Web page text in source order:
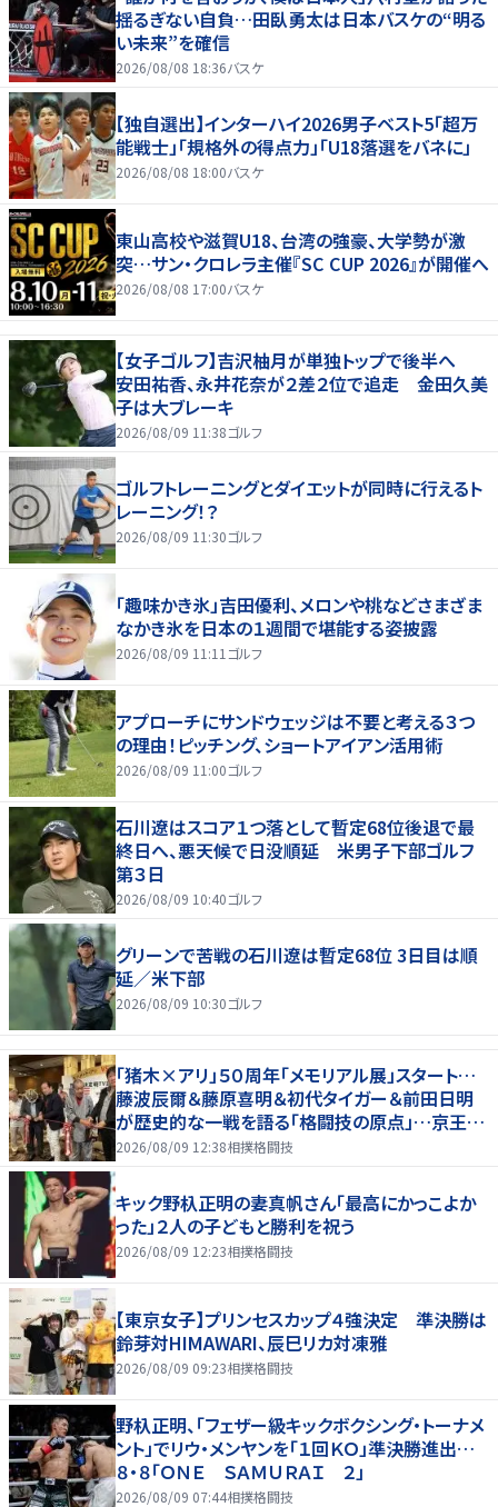
揺るぎない自負…田臥勇太は日本バスケの“明る
い未来”を確信
2026/08/08 18:36バスケ
【独自選出】インターハイ2026男子ベスト5「超万
能戦士」「規格外の得点力」「U18落選をバネに」
2026/08/08 18:00バスケ
東山高校や滋賀U18、台湾の強豪、大学勢が激
突…サン・クロレラ主催『SC CUP 2026』が開催へ
2026/08/08 17:00バスケ
【女子ゴルフ】吉沢柚月が単独トップで後半へ
安田祐香、永井花奈が２差２位で追走 金田久美
子は大ブレーキ
2026/08/09 11:38ゴルフ
ゴルフトレーニングとダイエットが同時に行えるト
レーニング！？
2026/08/09 11:30ゴルフ
「趣味かき氷」吉田優利、メロンや桃などさまざま
なかき氷を日本の１週間で堪能する姿披露
2026/08/09 11:11 ゴルフ
アプローチにサンドウェッジは不要と考える３つ
の理由！ピッチング、ショートアイアン活用術
2026/08/09 11:00ゴルフ
石川遼はスコア１つ落として暫定68位後退で最
終日へ、悪天候で日没順延 米男子下部ゴルフ
第３日
2026/08/09 10:40ゴルフ
グリーンで苦戦の石川遼は暫定68位 3日目は順
延／米下部
2026/08/09 10:30ゴルフ
「猪木×アリ」５０周年「メモリアル展」スタート…
藤波辰爾＆藤原喜明＆初代タイガー＆前田日明
が歴史的な一戦を語る「格闘技の原点」…京王プ
ラザホテルで３１日まで
2026/08/09 12:38相撲格闘技
キック野杁正明の妻真帆さん「最高にかっこよか
った」２人の子どもと勝利を祝う
2026/08/09 12:23相撲格闘技
【東京女子】プリンセスカップ４強決定 準決勝は
鈴芽対HIMAWARI、辰巳リカ対凍雅
2026/08/09 09:23相撲格闘技
野杁正明、「フェザー級キックボクシング・トーナメ
ント」でリウ・メンヤンを「１回ＫＯ」準決勝進出…
８・８「ＯＮＥ ＳＡＭＵＲＡＩ ２」
2026/08/09 07:44相撲格闘技